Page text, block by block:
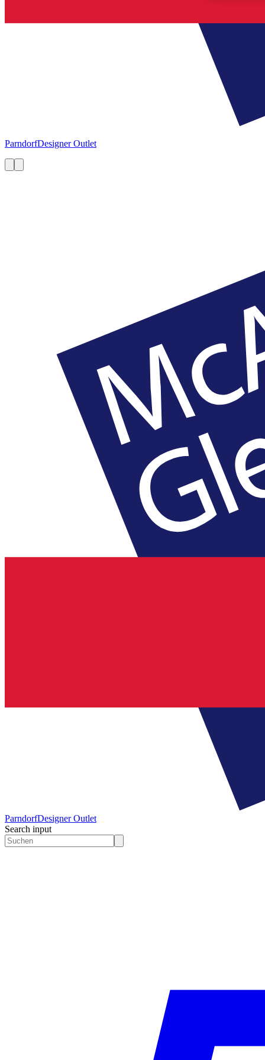
ParndorfDesigner Outlet
ParndorfDesigner Outlet
Search input